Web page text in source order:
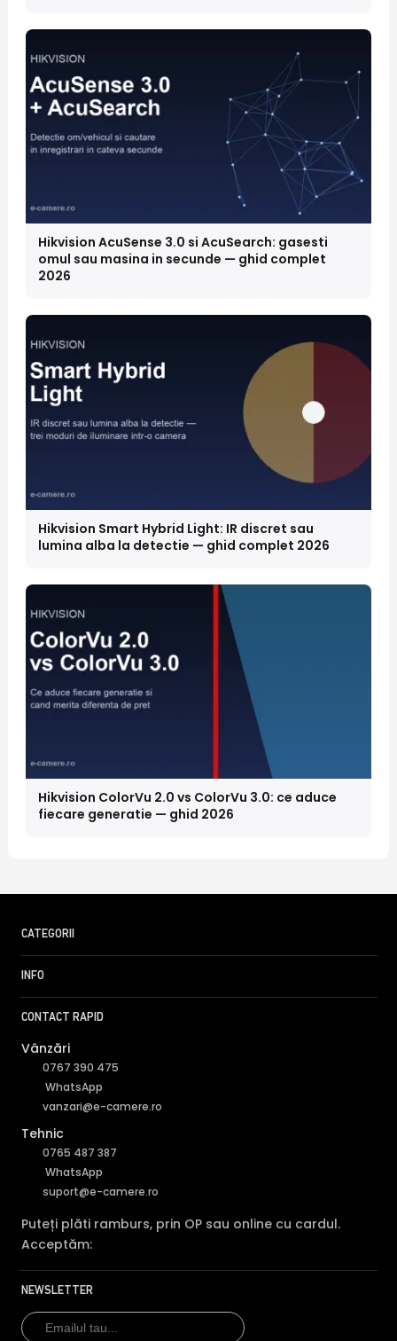
Hikvision AcuSense 3.0 si AcuSearch: gasesti
omul sau masina in secunde — ghid complet
2026
Hikvision Smart Hybrid Light: IR discret sau
lumina alba la detectie — ghid complet 2026
Hikvision ColorVu 2.0 vs ColorVu 3.0: ce aduce
fiecare generatie — ghid 2026
CATEGORII
INFO
CONTACT RAPID
Vânzări
0767 390 475
WhatsApp
vanzari@e-camere.ro
Tehnic
0765 487 387
WhatsApp
suport@e-camere.ro
Puteți plăti ramburs, prin OP sau online cu cardul.
Acceptăm:
NEWSLETTER